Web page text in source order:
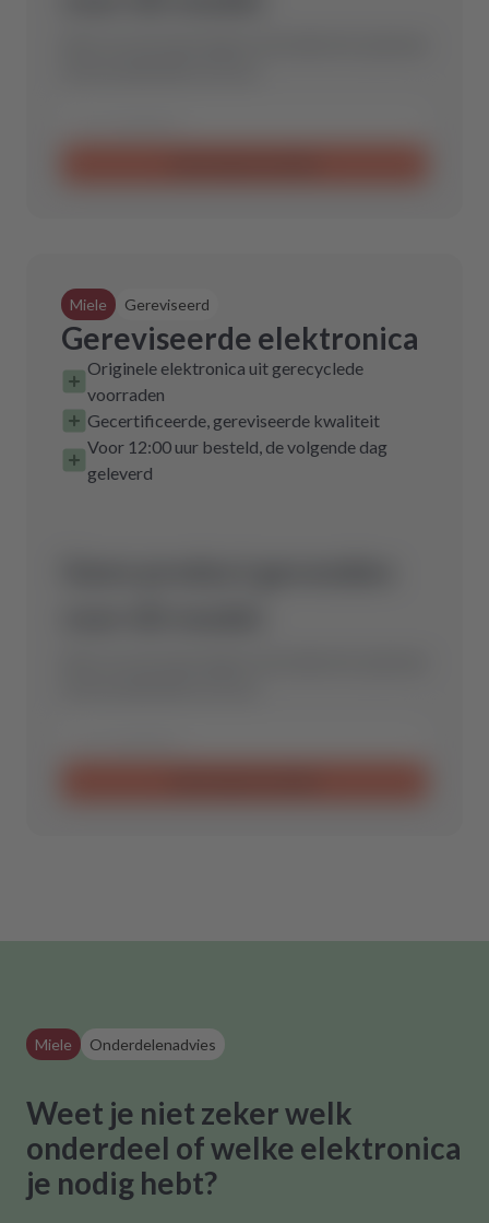
Miele Gereviseerd
Gereviseerde elektronica
Originele elektronica uit gerecyclede
voorraden
Gecertificeerde, gereviseerde kwaliteit
Voor 12:00 uur besteld, de volgende dag
geleverd
Miele Onderdelenadvies
Weet je niet zeker welk
onderdeel of welke elektronica
je nodig hebt?